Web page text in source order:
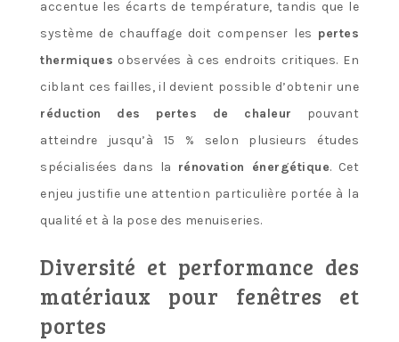
accentue les écarts de température, tandis que le
système de chauffage doit compenser les pertes
thermiques observées à ces endroits critiques. En
ciblant ces failles, il devient possible d’obtenir une
réduction des pertes de chaleur
pouvant
atteindre jusqu’à 15 % selon plusieurs études
spécialisées dans la rénovation énergétique. Cet
enjeu justifie une attention particulière portée à la
qualité et à la pose des menuiseries.
Diversité et performance des
matériaux pour fenêtres et
portes